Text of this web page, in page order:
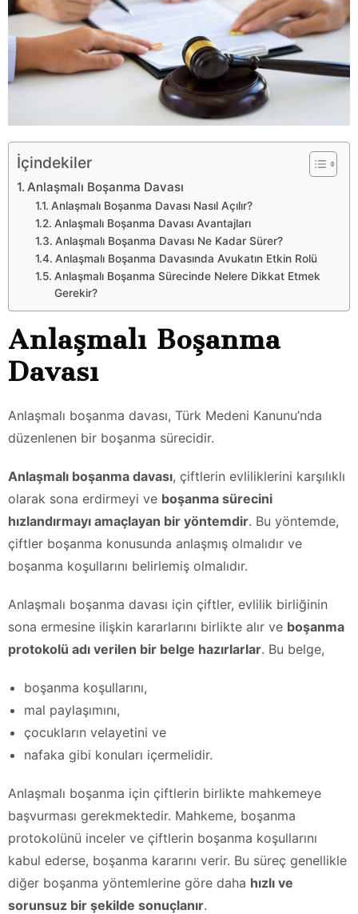
İçindekiler
Anlaşmalı Boşanma Davası
Anlaşmalı Boşanma Davası Nasıl Açılır?
Anlaşmalı Boşanma Davası Avantajları
Anlaşmalı Boşanma Davası Ne Kadar Sürer?
Anlaşmalı Boşanma Davasında Avukatın Etkin Rolü
Anlaşmalı Boşanma Sürecinde Nelere Dikkat Etmek
Gerekir?
Anlaşmalı Boşanma
Davası
Anlaşmalı boşanma davası, Türk Medeni Kanunu’nda
düzenlenen bir boşanma sürecidir.
Anlaşmalı boşanma davası, çiftlerin evliliklerini karşılıklı
olarak sona erdirmeyi ve boşanma sürecini
hızlandırmayı amaçlayan bir yöntemdir. Bu yöntemde,
çiftler boşanma konusunda anlaşmış olmalıdır ve
boşanma koşullarını belirlemiş olmalıdır.
Anlaşmalı boşanma davası için çiftler, evlilik birliğinin
sona ermesine ilişkin kararlarını birlikte alır ve boşanma
protokolü adı verilen bir belge hazırlarlar. Bu belge,
boşanma koşullarını,
mal paylaşımını,
çocukların velayetini ve
nafaka gibi konuları içermelidir.
Anlaşmalı boşanma için çiftlerin birlikte mahkemeye
başvurması gerekmektedir. Mahkeme, boşanma
protokolünü inceler ve çiftlerin boşanma koşullarını
kabul ederse, boşanma kararını verir. Bu süreç genellikle
diğer boşanma yöntemlerine göre daha hızlı ve
sorunsuz bir şekilde sonuçlanır.